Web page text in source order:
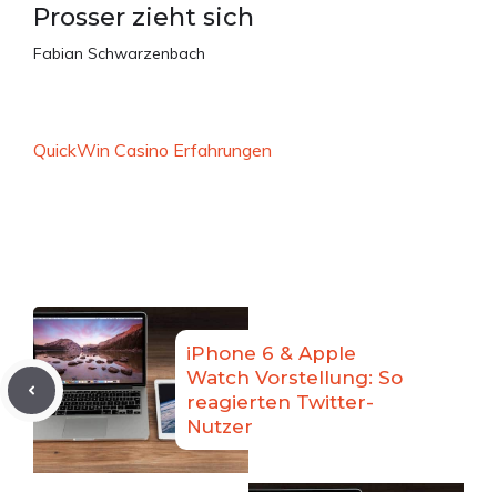
Prosser zieht sich
Fabian Schwarzenbach
QuickWin Casino Erfahrungen
iPhone 6 & Apple
Watch Vorstellung: So
reagierten Twitter-
Nutzer